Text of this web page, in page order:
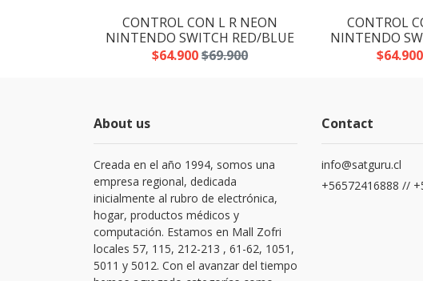
CONTROL CON L R NEON
NINTENDO SWITCH RED/BLUE
$64.900$69.900
CONTROL
NINTENDO
$64.900
About us
Creada en el año 1994, somos una
empresa regional, dedicada
inicialmente al rubro de electrónica,
hogar, productos médicos y
computación. Estamos en Mall Zofri
locales 57, 115, 212-213 , 61-62, 1051,
5011 y 5012. Con el avanzar del tiempo
Contact
info@satguru.cl
+56572416888 //